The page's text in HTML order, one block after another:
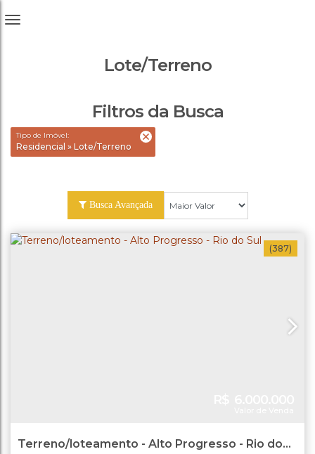
Lote/Terreno
Filtros da Busca
Tipo de Imóvel:
Residencial » Lote/Terreno
Busca Avançada
(387)
Terreno/loteamento - Alto Progresso - Rio do